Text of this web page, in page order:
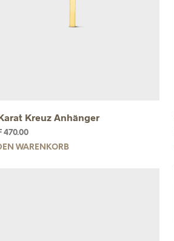
Kreuz Anhänger
470.00
WARENKORB